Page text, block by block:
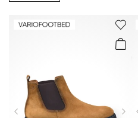
Schuhe
Accessoires